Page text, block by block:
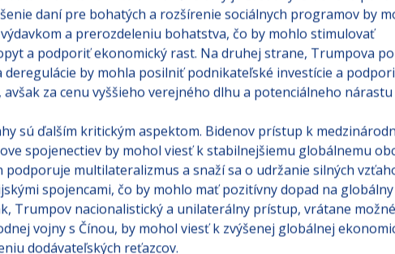
na ekonomiku a finančné trhy je zásadný. Bidenova
daní pre bohatých a rozšírenie sociálnych programov by
a prerozdeleniu bohatstva, čo by mohlo stimulovať
a podporiť ekonomický rast. Na druhej strane, Trumpova
deregulácie by mohla posilniť podnikateľské investície a
sú ďalším kritickým aspektom. Bidenov prístup k
spojenectiev by mohol viesť k stabilnejšiemu globálnemu
podporuje multilateralizmus a snaží sa o udržanie silných
spojencami, čo by mohlo mať pozitívny dopad na globálny
Trumpov nacionalistický a unilaterálny prístup, vrátane
vojny s Čínou, by mohol viesť k zvýšenej globálnej